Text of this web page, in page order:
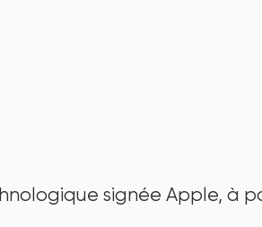
signée Apple, à